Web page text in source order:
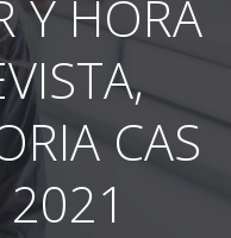
Y HORA
CAS